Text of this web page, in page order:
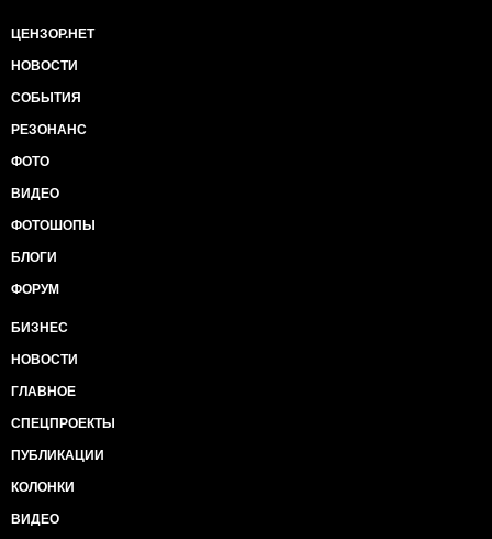
ЦЕНЗОР.НЕТ
НОВОСТИ
СОБЫТИЯ
РЕЗОНАНС
ФОТО
ВИДЕО
ФОТОШОПЫ
БЛОГИ
ФОРУМ
БИЗНЕС
НОВОСТИ
ГЛАВНОЕ
СПЕЦПРОЕКТЫ
ПУБЛИКАЦИИ
КОЛОНКИ
ВИДЕО